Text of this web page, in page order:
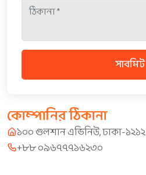
সাবমিট
কোম্পানির ঠিকানা
১০০ গুলশান এভিনিউ, ঢাকা-১২১২
+৮৮ ০৯৬৭৭৭১৬২৩০